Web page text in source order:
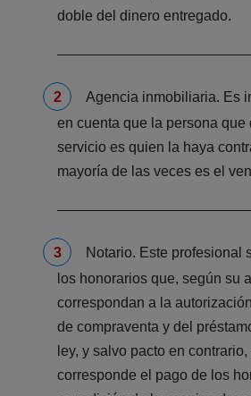
doble del dinero entregado.
Agencia inmobiliaria. Es
en cuenta que la persona que
servicio es quien la haya
mayoría de las veces es el
Notario. Este profesional
los honorarios que, según su
correspondan a la
de compraventa y del
ley, y salvo pacto en
corresponde el pago de los